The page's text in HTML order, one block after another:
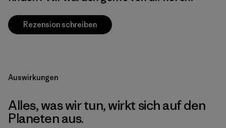
Rezension schreiben
Auswirkungen
Alles, was wir tun, wirkt sich auf den
Planeten aus.